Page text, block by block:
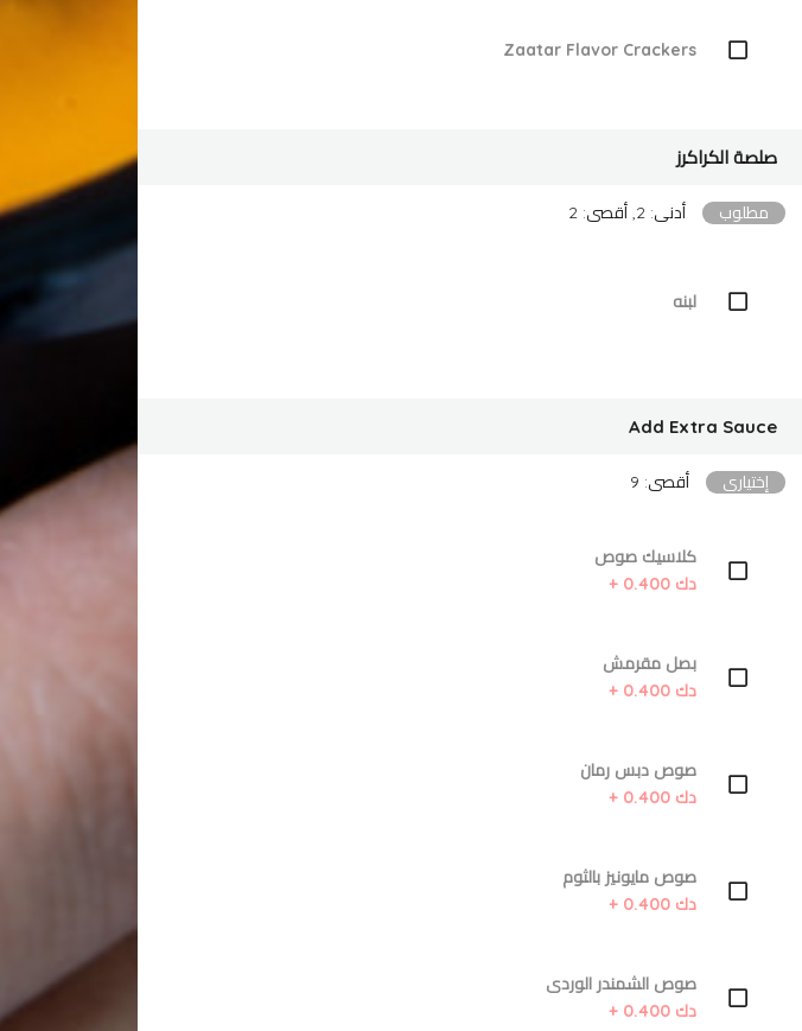
Zaatar Flavor Crackers
صلصة الكراكرز
مطلوب أدنى: 2, أقصى: 2
لبنه
Add Extra Sauce
إختياري أقصى: 9
كلاسيك صوص
دك 0.400 +
بصل مقرمش
دك 0.400 +
صوص دبس رمان
دك 0.400 +
صوص مايونيز بالثوم
دك 0.400 +
صوص الشمندر الوردى
دك 0.400 +